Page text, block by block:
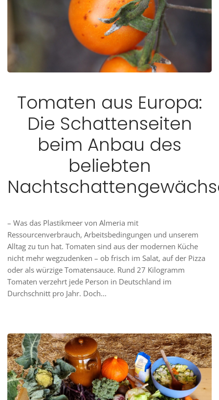
Tomaten aus Europa:
Die Schattenseiten
beim Anbau des
beliebten
– Was das Plastikmeer von Almeria mit
Ressourcenverbrauch, Arbeitsbedingungen und unserem
Alltag zu tun hat. Tomaten sind aus der modernen Küche
nicht mehr wegzudenken – ob frisch im Salat, auf der Pizza
oder als würzige Tomatensauce. Rund 27 Kilogramm
Tomaten verzehrt jede Person in Deutschland im
Durchschnitt pro Jahr. Doch...